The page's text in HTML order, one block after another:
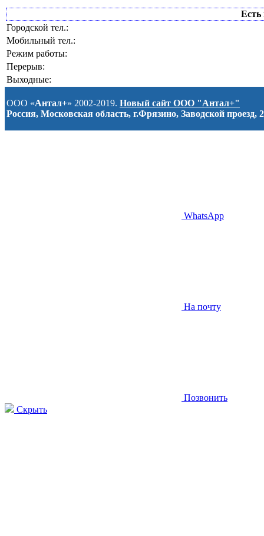
Есть
Городской тел.:
Мобильный тел.:
Режим работы:
Перерыв:
Выходные:
ООО «Антал+» 2002-2019. Новый сайт ООО "Антал+"
Россия, Московская область, г.Фрязино, Заводской проезд, 2
WhatsApp
На почту
Позвонить
Скрыть